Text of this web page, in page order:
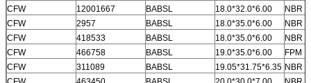
CFW
12001667 BABSL 18.0*32.0*6.00
NBR
CFW
2957 BABSL 18.0*35.0*6.00
NBR
CFW
418533 BABSL 18.0*35.0*6.00
NBR
CFW
466758 BABSL 19.0*35.0*6.00
FPM
CFW
311089 BABSL 19.05*31.75*6.35 NBR